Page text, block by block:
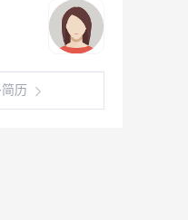
历